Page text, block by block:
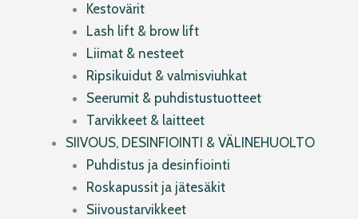
Kestovärit
Lash lift & brow lift
Liimat & nesteet
Ripsikuidut & valmisviuhkat
Seerumit & puhdistustuotteet
Tarvikkeet & laitteet
SIIVOUS, DESINFIOINTI & VÄLINEHUOLTO
Puhdistus ja desinfiointi
Roskapussit ja jätesäkit
Siivoustarvikkeet